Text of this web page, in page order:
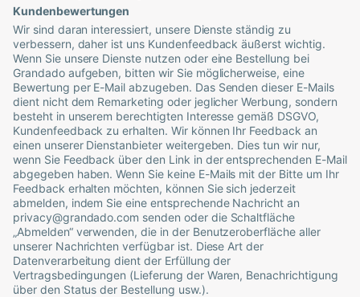
Kundenbewertungen
Wir sind daran interessiert, unsere Dienste ständig zu
verbessern, daher ist uns Kundenfeedback äußerst wichtig.
Wenn Sie unsere Dienste nutzen oder eine Bestellung bei
Grandadoaufgeben, bitten wir Sie möglicherweise, eine
Bewertung per E-Mail abzugeben. Das Senden dieser E-Mails
dient nicht dem Remarketing oder jeglicher Werbung, sondern
besteht in unserem berechtigten Interesse gemäß DSGVO,
Kundenfeedback zu erhalten. Wir können Ihr Feedback an
einen unserer Dienstanbieter weitergeben. Dies tun wir nur,
wenn Sie Feedback über den Link in der entsprechenden E-Mail
abgegeben haben. Wenn Sie keine E-Mails mit der Bitte um Ihr
Feedback erhalten möchten, können Sie sich jederzeit
abmelden, indem Sie eine entsprechende Nachricht an
privacy@grandado.com senden oder die Schaltfläche
„Abmelden“ verwenden, die in der Benutzeroberfläche aller
unserer Nachrichten verfügbar ist. Diese Art der
Datenverarbeitung dient der Erfüllung der
Vertragsbedingungen (Lieferung der Waren, Benachrichtigung
über den Status der Bestellung usw.).